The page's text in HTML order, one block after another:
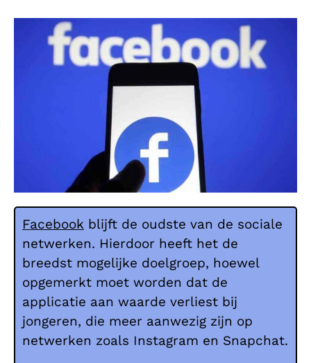
Facebook blijft de oudste van de sociale
netwerken. Hierdoor heeft het de
breedst mogelijke doelgroep, hoewel
opgemerkt moet worden dat de
applicatie aan waarde verliest bij
jongeren, die meer aanwezig zijn op
netwerken zoals Instagram en Snapchat.